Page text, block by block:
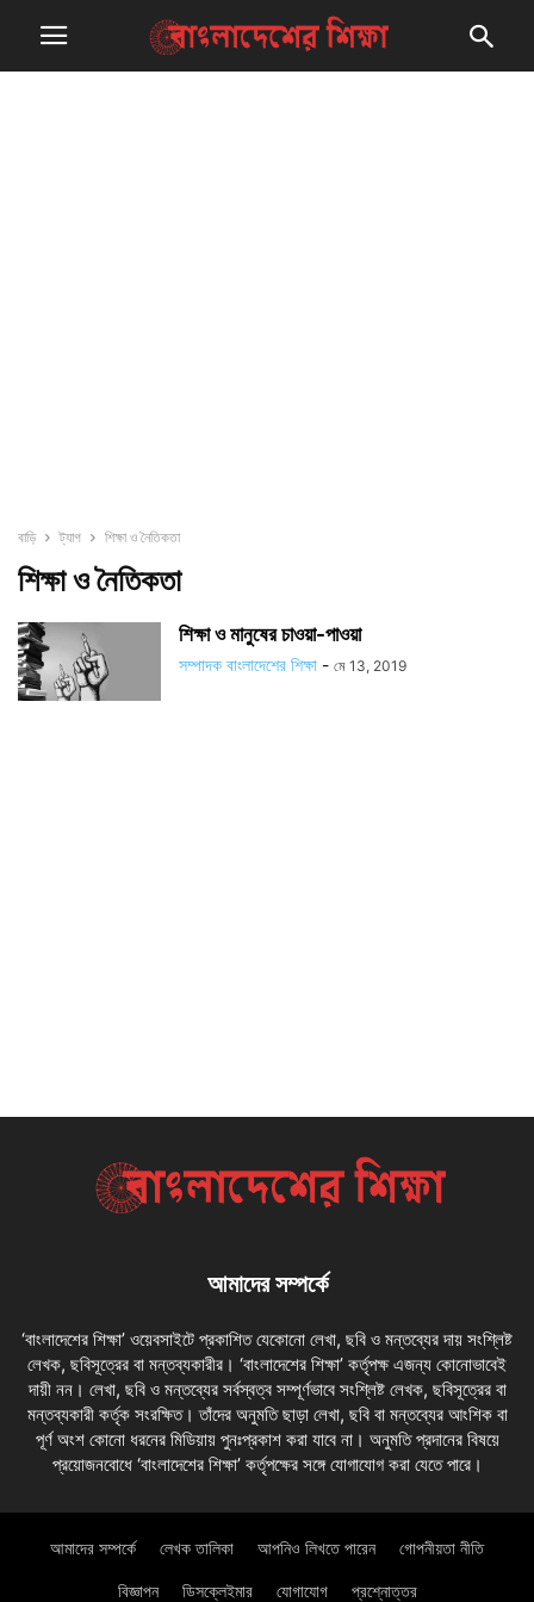
বাড়ি ট্যাগ শিক্ষা ও নৈতিকতা
শিক্ষা ও নৈতিকতা
শিক্ষা ও মানুষের চাওয়া-পাওয়া
সম্পাদক বাংলাদেশের শিক্ষা - মে 13, 2019
আমাদের সম্পর্কে
‘বাংলাদেশের শিক্ষা’ ওয়েবসাইটে প্রকাশিত যেকোনো লেখা, ছবি ও মন্তব্যের দায় সংশ্লিষ্ট
লেখক, ছবিসূত্রের বা মন্তব্যকারীর। ‘বাংলাদেশের শিক্ষা’ কর্তৃপক্ষ এজন্য কোনোভাবেই
দায়ী নন। লেখা, ছবি ও মন্তব্যের সর্বস্বত্ব সম্পূর্ণভাবে সংশ্লিষ্ট লেখক, ছবিসূত্রের বা
মন্তব্যকারী কর্তৃক সংরক্ষিত। তাঁদের অনুমতি ছাড়া লেখা, ছবি বা মন্তব্যের আংশিক বা
পূর্ণ অংশ কোনো ধরনের মিডিয়ায় পুনঃপ্রকাশ করা যাবে না। অনুমতি প্রদানের বিষয়ে
প্রয়োজনবোধে ‘বাংলাদেশের শিক্ষা’ কর্তৃপক্ষের সঙ্গে যোগাযোগ করা যেতে পারে।
আমাদের সম্পর্কে লেখক তালিকা আপনিও লিখতে পারেন গোপনীয়তা নীতি
বিজ্ঞাপন ডিসক্লেইমার যোগাযোগ প্রশ্নোত্তর